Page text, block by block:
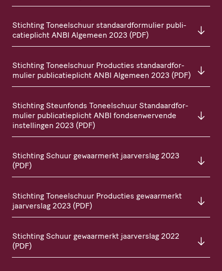
Stichting Toneel­schuur stan­daard­for­mu­lier publi­
ca­tie­plicht ANBI Algemeen 2023 (PDF)
Stichting Toneel­schuur Producties stan­daard­for­
mu­lier publi­ca­tie­plicht ANBI Algemeen 2023 (PDF)
Stichting Steunfonds Toneel­schuur Stan­daard­for­
mu­lier publi­ca­tie­plicht ANBI fond­sen­wer­vende
instel­lingen 2023 (PDF)
Stichting Schuur gewaarmerkt jaarverslag 2023
(PDF)
Stichting Toneel­schuur Producties gewaarmerkt
jaarverslag 2023 (PDF)
Stichting Schuur gewaarmerkt jaarverslag 2022
(PDF)